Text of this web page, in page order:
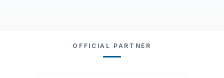
OFFICIAL PARTNER